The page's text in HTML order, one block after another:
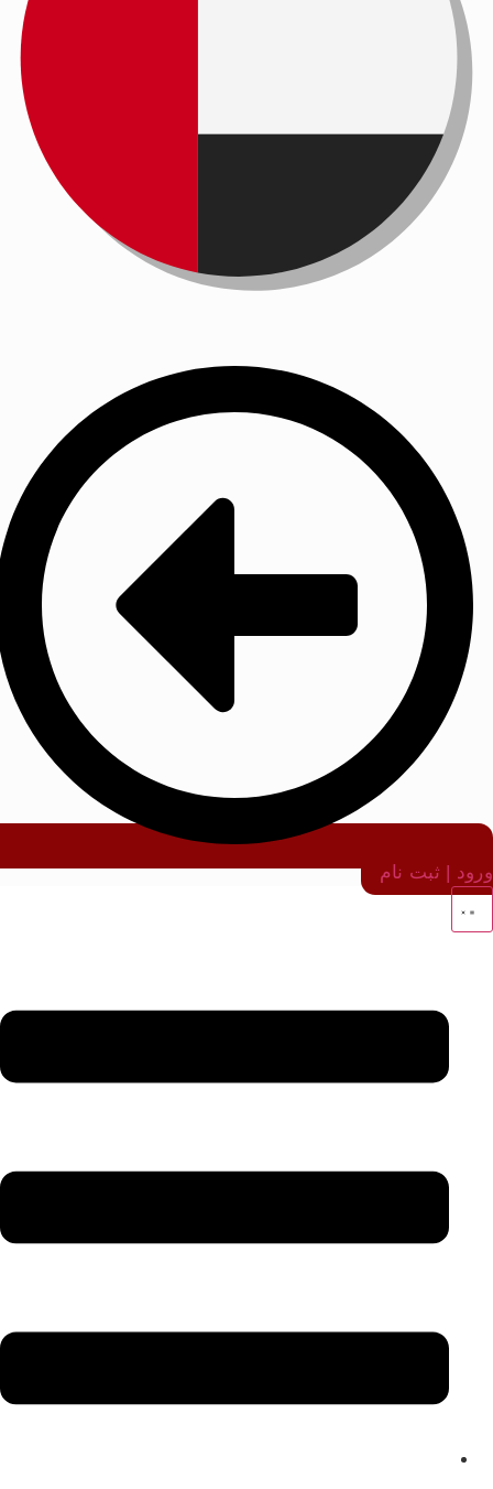
ورود | ثبت نام